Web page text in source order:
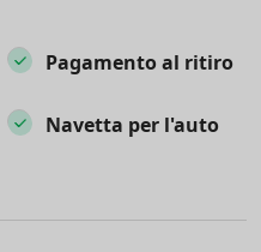
Pagamento al ritiro
Navetta per l'auto